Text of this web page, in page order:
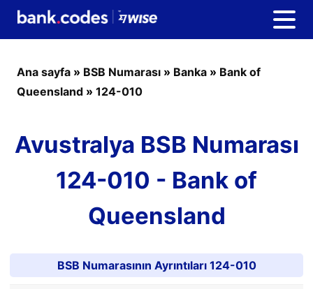
Ana sayfa » BSB Numarası » Banka » Bank of
Queensland » 124-010
Avustralya BSB Numarası
124-010 - Bank of
Queensland
BSB Numarasının Ayrıntıları 124-010